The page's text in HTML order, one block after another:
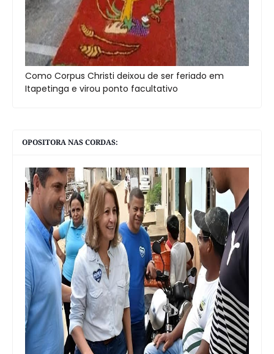
Como Corpus Christi deixou de ser feriado em
Itapetinga e virou ponto facultativo
OPOSITORA NAS CORDAS: